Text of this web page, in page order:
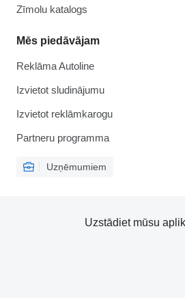
Zīmolu katalogs
Mēs piedāvājam
Reklāma Autoline
Izvietot sludinājumu
Izvietot reklāmkarogu
Partneru programma
Uzņēmumiem
Uzstādiet mūsu